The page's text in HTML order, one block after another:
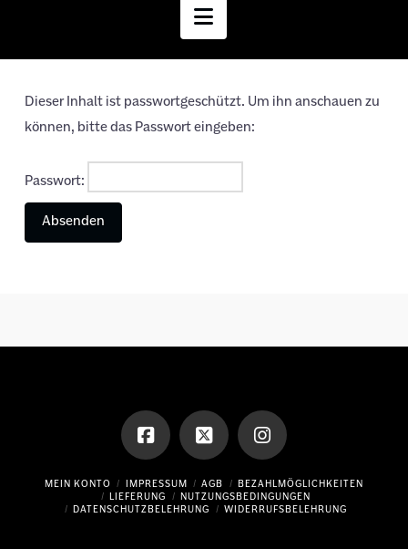
Navigation
Dieser Inhalt ist passwortgeschützt. Um ihn anschauen zu
können, bitte das Passwort eingeben:
Passwort:
MEIN KONTO IMPRESSUM AGB
BEZAHLMÖGLICHKEITEN
LIEFERUNG
NUTZUNGSBEDINGUNGEN
DATENSCHUTZBELEHRUNG
WIDERRUFSBELEHRUNG